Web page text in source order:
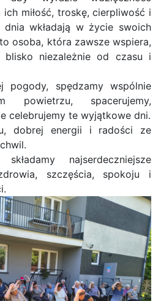
miłość, troskę, cierpliwość i
wkładają w życie swoich
osoba, która zawsze wspiera,
blisko niezależnie od czasu i
pogody, spędzamy wspólnie
spacerujemy,
celebrujemy te wyjątkowe dni.
dobrej energii i radości ze
najserdeczniejsze
szczęścia, spokoju i